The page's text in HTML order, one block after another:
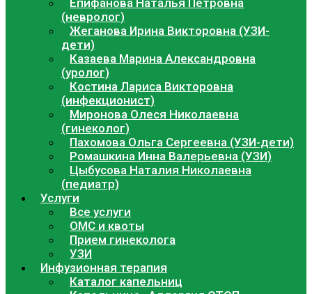
Епифанова Наталья Петровна
(невролог)
Жеганова Ирина Викторовна (УЗИ-
дети)
Казаева Марина Александровна
(уролог)
Костина Лариса Викторовна
(инфекционист)
Миронова Олеся Николаевна
(гинеколог)
Пахомова Ольга Сергеевна (УЗИ-дети)
Ромашкина Инна Валерьевна (УЗИ)
Цыбусова Наталия Николаевна
(педиатр)
Услуги
Все услуги
ОМС и квоты
Прием гинеколога
УЗИ
Инфузионная терапия
Каталог капельниц